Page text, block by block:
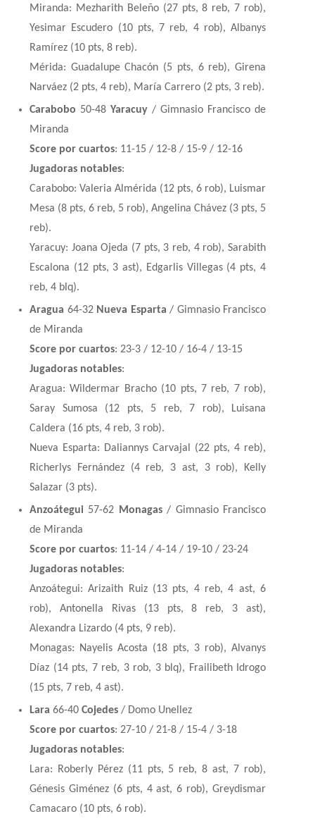
Miranda: Mezharith Beleño (27 pts, 8 reb, 7 rob),
Yesimar Escudero (10 pts, 7 reb, 4 rob), Albanys
Ramírez (10 pts, 8 reb).
Mérida: Guadalupe Chacón (5 pts, 6 reb), Girena
Narváez (2 pts, 4 reb), María Carrero (2 pts, 3 reb).
Carabobo 50-48 Yaracuy / Gimnasio Francisco de
Miranda
Score por cuartos: 11-15 / 12-8 / 15-9 / 12-16
Jugadoras notables:
Carabobo: Valeria Almérida (12 pts, 6 rob), Luismar
Mesa (8 pts, 6 reb, 5 rob), Angelina Chávez (3 pts, 5
reb).
Yaracuy: Joana Ojeda (7 pts, 3 reb, 4 rob), Sarabith
Escalona (12 pts, 3 ast), Edgarlis Villegas (4 pts, 4
reb, 4 blq).
Aragua 64-32 Nueva Esparta / Gimnasio Francisco
de Miranda
Score por cuartos: 23-3 / 12-10 / 16-4 / 13-15
Jugadoras notables:
Aragua: Wildermar Bracho (10 pts, 7 reb, 7 rob),
Saray Sumosa (12 pts, 5 reb, 7 rob), Luisana
Caldera (16 pts, 4 reb, 3 rob).
Nueva Esparta: Daliannys Carvajal (22 pts, 4 reb),
Richerlys Fernández (4 reb, 3 ast, 3 rob), Kelly
Salazar (3 pts).
Anzoátegui 57-62 Monagas/ Gimnasio Francisco
de Miranda
Score por cuartos: 11-14 / 4-14 / 19-10 / 23-24
Jugadoras notables:
Anzoátegui: Arizaith Ruiz (13 pts, 4 reb, 4 ast, 6
rob), Antonella Rivas (13 pts, 8 reb, 3 ast),
Alexandra Lizardo (4 pts, 9 reb).
Monagas: Nayelis Acosta (18 pts, 3 rob), Alvanys
Díaz (14 pts, 7 reb, 3 rob, 3 blq), Frailibeth Idrogo
(15 pts, 7 reb, 4 ast).
Lara 66-40 Cojedes / Domo Unellez
Score por cuartos: 27-10 / 21-8 / 15-4 / 3-18
Jugadoras notables:
Lara: Roberly Pérez (11 pts, 5 reb, 8 ast, 7 rob),
Génesis Giménez (6 pts, 4 ast, 6 rob), Greydismar
Camacaro (10 pts, 6 rob).